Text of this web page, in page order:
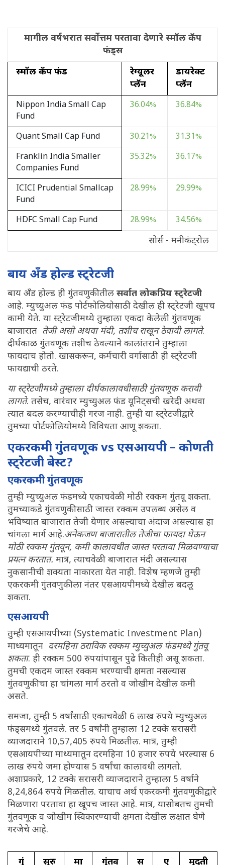
मागील वर्षभरात सर्वोत्तम परतावा देणारे स्मॉल कॅप
फंड्स
स्मॉल कॅप फंड
रेग्यूलर
प्लॅन
डायरेक्ट
प्लॅन
Nippon India Small Cap
Fund
36.04% 36.84%
Quant Small Cap Fund 30.21%
31.31%
Franklin India Smaller
Companies Fund
35.32% 36.17%
ICICI Prudential Smallcap
Fund
28.99% 29.99%
HDFC Small Cap Fund 28.99% 34.56%
सोर्स - मनीकंट्रोल
बाय अँड होल्ड स्ट्रेटजी
बाय अँड होल्ड ही गुंतवणुकीतील सर्वात लोकप्रिय स्ट्रेटजी
आहे. म्युच्युअल फंड पोर्टफोलियोसाठी देखील ही स्ट्रेटजी खूपच
कामी येते. या स्ट्रेटजीमध्ये तुम्हाला एकदा केलेली गुंतवणूक
बाजारात तेजी असो अथवा मंदी, तशीच राखून ठेवावी लागते.
दीर्घकाळ गुंतवणूक तशीच ठेवल्याने कालांतराने तुम्हाला
फायदाच होतो. खासकरून, कर्मचारी वर्गासाठी ही स्ट्रेटजी
फायद्याची ठरते.
या स्ट्रेटजीमध्ये तुम्हाला दीर्घकालावधीसाठी गुंतवणूक करावी
लागते. तसेच, वारंवार म्युच्युअल फंड यूनिट्सची खरेदी अथवा
त्यात बदल करण्याचीही गरज नाही. तुम्ही या स्ट्रेटजीद्वारे
तुमच्या पोर्टफोलियोमध्ये विविधता आणू शकता.
एकरकमी गुंतवणूक vs एसआयपी – कोणती
स्ट्रेटजी बेस्ट?
एकरकमी गुंतवणूक
तुम्ही म्युच्युअल फंडमध्ये एकाचवेळी मोठी रक्कम गुंतवू शकता.
तुमच्याकडे गुंतवणुकीसाठी जास्त रक्कम उपलब्ध असेल व
भविष्यात बाजारात तेजी येणार असल्याचा अंदाज असल्यास हा
चांगला मार्ग आहे.अनेकजण बाजारातील तेजीचा फायदा घेऊन
मोठी रक्कम गुंतवून, कमी कालावधीत जास्त परतावा मिळवण्याचा
प्रयत्न करतात. मात्र, त्याचवेळी बाजारात मंदी असल्यास
नुकसानीची शक्यता नाकारता येत नाही. विशेष म्हणजे तुम्ही
एकरकमी गुंतवणुकीला नंतर एसआयपीमध्ये देखील बदलू
शकता.
एसआयपी
तुम्ही एसआयपीच्या (Systematic Investment Plan)
माध्यमातून दरमहिना ठराविक रक्कम म्युच्युअल फंडमध्ये गुंतवू
शकता. ही रक्कम 500 रुपयांपासून पुढे कितीही असू शकता.
तुमची एकदम जास्त रक्कम भरण्याची क्षमता नसल्यास
गुंतवणुकीचा हा चांगला मार्ग ठरतो व जोखीम देखील कमी
असते.
समजा, तुम्ही 5 वर्षांसाठी एकाचवेळी 6 लाख रुपये म्युच्युअल
फंड्समध्ये गुंतवले. तर 5 वर्षांनी तुम्हाला 12 टक्के सरासरी
व्याजदाराने 10,57,405 रुपये मिळतील. मात्र, तुम्ही
एसआयपीच्या माध्यमातून दरमहिना 10 हजार रुपये भरल्यास 6
लाख रुपये जमा होण्यास 5 वर्षांचा कालावधी लागतो.
अशाप्रकारे, 12 टक्के सरासरी व्याजदाराने तुम्हाला 5 वर्षाने
8,24,864 रुपये मिळतील. याचाच अर्थ एकरकमी गुंतवणुकीद्वारे
मिळणारा परतावा हा खूपच जास्त आहे. मात्र, यासोबतच तुमची
गुंतवणूक व जोखीम स्विकारण्याची क्षमता देखील लक्षात घेणे
गरजेचे आहे.
गुं सुरु मा गुंतव स ए मुदती